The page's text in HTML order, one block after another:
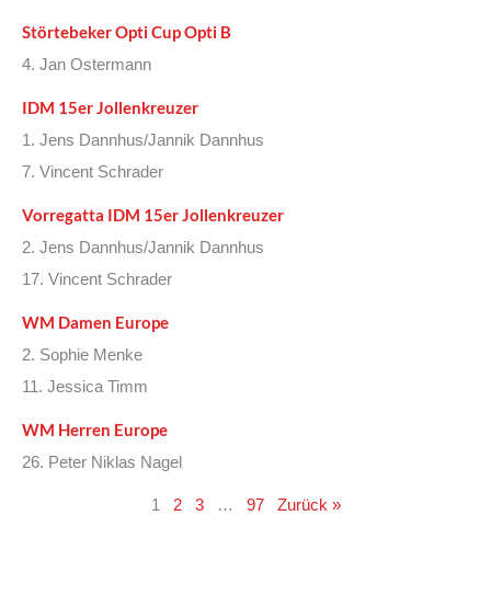
Störtebeker Opti Cup Opti B
4. Jan Ostermann
IDM 15er Jollenkreuzer
1. Jens Dannhus/Jannik Dannhus
7. Vincent Schrader
Vorregatta IDM 15er Jollenkreuzer
2. Jens Dannhus/Jannik Dannhus
17. Vincent Schrader
WM Damen Europe
2. Sophie Menke
11. Jessica Timm
WM Herren Europe
26. Peter Niklas Nagel
1 2 3 … 97 Zurück »